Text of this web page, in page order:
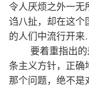
令人厌烦之外一无
诌八扯，却在这个
的人们中流行开
要着重指出
条主义方针，正确
那个问题，绝不是